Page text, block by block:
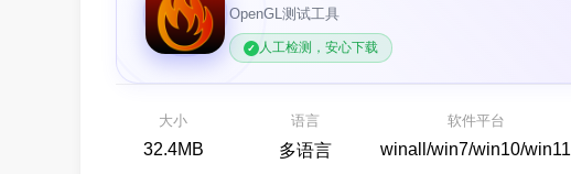
OpenGL测试工具
人工检测，安心下载
大小
32.4MB
语言
多语言
软件平台
winall/win7/win10/win11
股票行情 通用下载器